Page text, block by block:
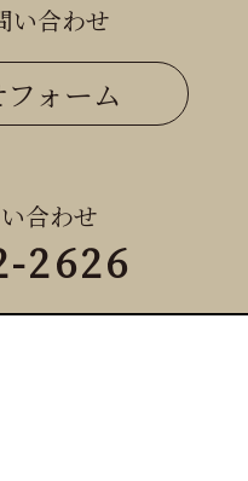
い合わせ
ォーム
合わせ
2626